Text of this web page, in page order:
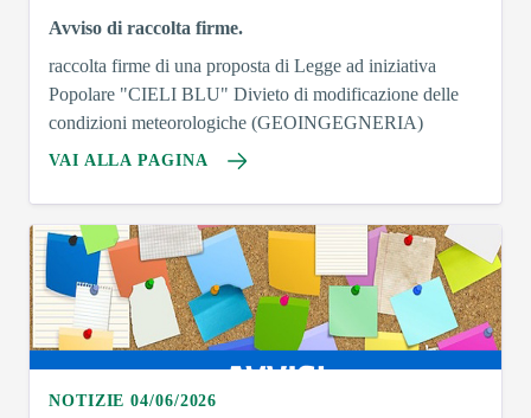
Avviso di raccolta firme.
raccolta firme di una proposta di Legge ad iniziativa
Popolare "CIELI BLU" Divieto di modificazione delle
condizioni meteorologiche (GEOINGEGNERIA)
VAI ALLA PAGINA
NOTIZIE 04/06/2026